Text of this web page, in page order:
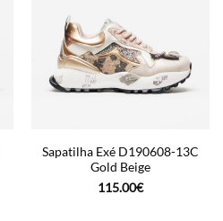
Sapatilha Exé D190608-13C
Gold Beige
115.00€